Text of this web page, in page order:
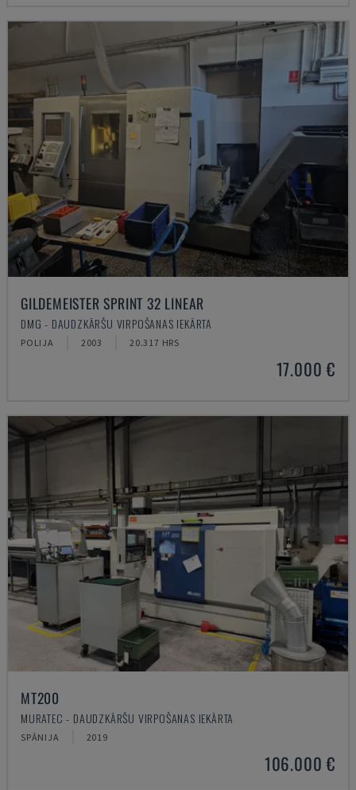
GILDEMEISTER SPRINT 32 LINEAR
DMG - DAUDZKĀRŠU VIRPOŠANAS IEKĀRTA
POLIJA 2003 20.317 HRS
17.000 €
MT200
MURATEC - DAUDZKĀRŠU VIRPOŠANAS IEKĀRTA
SPĀNIJA 2019
106.000 €